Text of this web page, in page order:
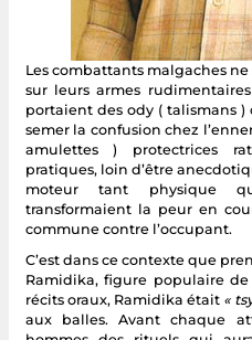
Les combattants malgaches
sur leurs armes
portaient des ody ( talismans
semer la confusion chez
amulettes ) protectrices
pratiques, loin d’être
moteur tant physique
transformaient la peur en
commune contre l’occupant.
C’est dans ce contexte que
Ramidika, figure populaire de
récits oraux, Ramidika était «
aux balles. Avant chaque